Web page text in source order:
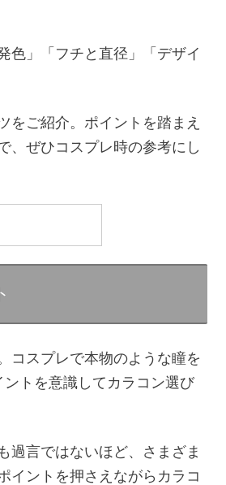
色」「フチと直径」「デザイ
をご紹介。ポイントを踏まえ
、ぜひコスプレ時の参考にし
コスプレで本物のような瞳を
トを意識してカラコン選び
過言ではないほど、さまざま
イントを押さえながらカラコ